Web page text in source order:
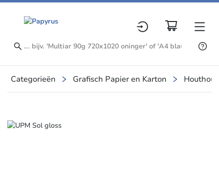
Categorieën Grafisch Papier en Karton
Slide 1 of 1